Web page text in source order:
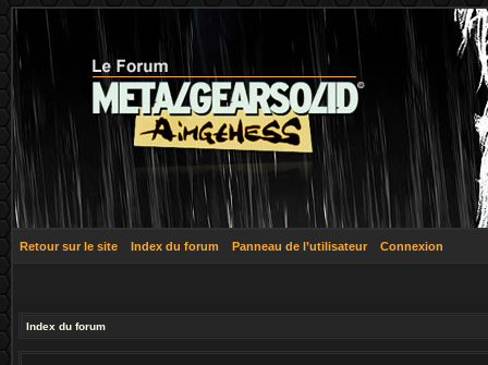
Retour sur le site Index du forum Panneau de l’utilisateur Connexion
Index du forum